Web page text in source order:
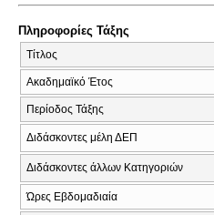
Πληροφορίες Τάξης
Τίτλος
Ακαδημαϊκό Έτος
Περίοδος Τάξης
Διδάσκοντες μέλη ΔΕΠ
Διδάσκοντες άλλων Κατηγοριών
Ώρες Εβδομαδιαία